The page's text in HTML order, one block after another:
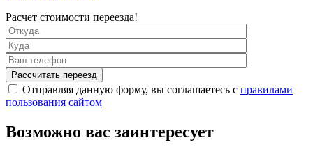
Расчет стоимости переезда!
Отправляя данную форму, вы соглашаетесь с правилами
пользования сайтом
Возможно вас заинтересует